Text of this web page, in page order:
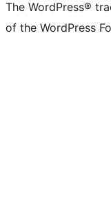
The WordPress®
of the WordPress